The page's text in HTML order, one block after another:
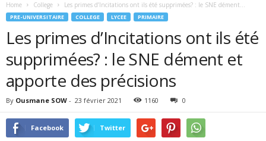
Home College Les primes d’Incitations ont ils été supprimées? : le SNE dément...
PRE-UNIVERSITAIRE COLLEGE LYCEE PRIMAIRE
Les primes d’Incitations ont ils été
supprimées? : le SNE dément et
apporte des précisions
By Ousmane SOW - 23 février 2021 1160 0
Facebook Twitter